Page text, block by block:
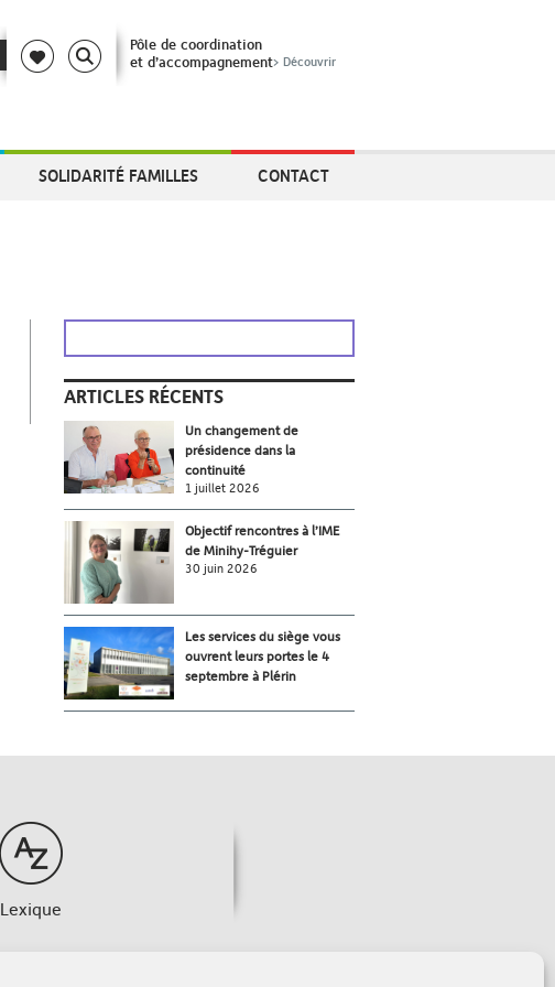
Pôle de coordination
et d’accompagnement> Découvrir
SOLIDARITÉ FAMILLES CONTACT
ARTICLES RÉCENTS
Un changement de
présidence dans la
continuité
1 juillet 2026
Objectif rencontres à l’IME
de Minihy-Tréguier
30 juin 2026
Les services du siège vous
ouvrent leurs portes le 4
septembre à Plérin
Lexique